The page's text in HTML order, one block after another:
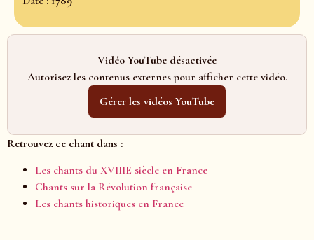
Vidéo YouTube désactivée
Autorisez les contenus externes pour afficher cette vidéo.
Gérer les vidéos YouTube
Retrouvez ce chant dans :
Les chants du XVIIIE siècle en France
Chants sur la Révolution française
Les chants historiques en France